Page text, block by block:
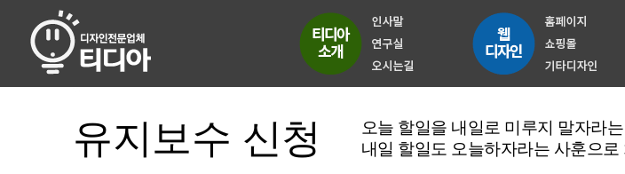
유지보수 신청
오늘 할일을 내일로 미루지 말자라
내일 할일도 오늘하자라는 사훈으로